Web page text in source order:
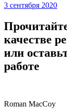
3 сентября 2020
качестве
или
работе
Roman MacCoy